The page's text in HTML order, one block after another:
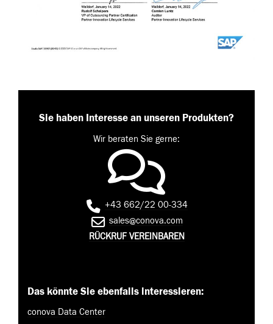
Sie haben Interesse an unseren Produkten?
Wir beraten Sie gerne:
+43 662/22 00-334
sales@conova.com
RÜCKRUF VEREINBAREN
Das könnte Sie ebenfalls interessieren:
conova Data Center